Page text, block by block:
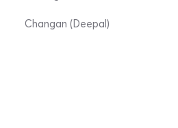
Changan (Deepal)